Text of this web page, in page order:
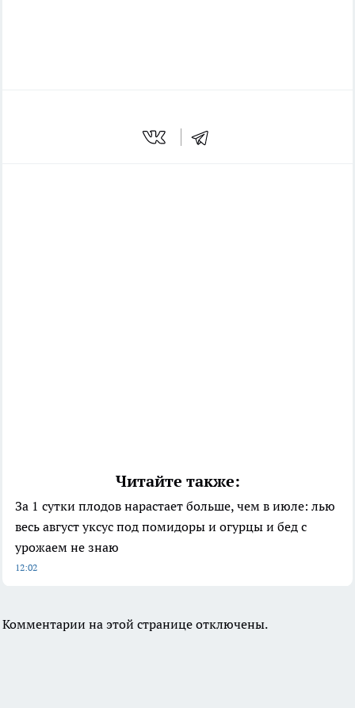
Читайте также:
За 1 сутки плодов нарастает больше, чем в июле: лью
весь август уксус под помидоры и огурцы и бед с
урожаем не знаю
12:02
Комментарии на этой странице отключены.